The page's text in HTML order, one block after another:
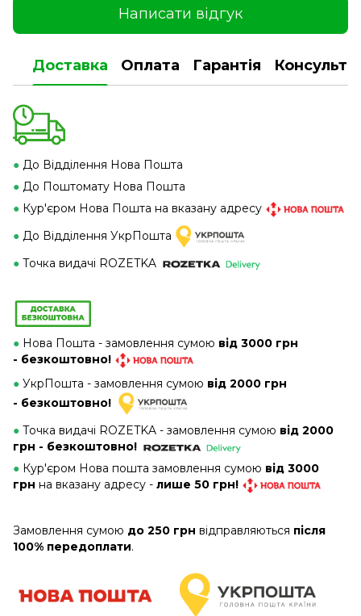
Написати відгук
Доставка Оплата Гарантія
● До Відділення Нова Пошта
● До Поштомату Нова Пошта
● Кур'єром Нова Пошта на вказану адресу
● До Відділення УкрПошта
● Точка видачі ROZETKA
● Нова Пошта - замовлення сумою від 3000 грн
- безкоштовно!
● УкрПошта - замовлення сумою від 2000 грн
- безкоштовно!
● Точка видачі ROZETKA - замовлення сумою від 2000
грн - безкоштовно!
● Кур'єром Нова пошта замовлення сумою від 3000
грн на вказану адресу - лише 50 грн!
Замовлення сумою до 250 грн відправляються після
100% передоплати.